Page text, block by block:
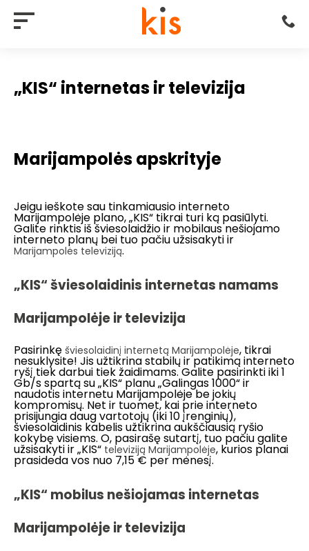
„KIS“ internetas ir televizija
Marijampolės apskrityje
Jeigu ieškote sau tinkamiausio interneto
Marijampolėje plano, „KIS“ tikrai turi ką pasiūlyti.
Galite rinktis iš šviesolaidžio ir mobilaus nešiojamo
interneto planų bei tuo pačiu užsisakyti ir
Marijampolės televiziją.
„KIS“ šviesolaidinis internetas namams
Marijampolėje ir televizija
Pasirinkę šviesolaidinį internetą Marijampolėje, tikrai
nesuklysite! Jis užtikrina stabilų ir patikimą interneto
ryšį tiek darbui tiek žaidimams. Galite pasirinkti iki 1
Gb/s spartą su „KIS“ planu „Galingas 1000“ ir
naudotis internetu Marijampolėje be jokių
kompromisų. Net ir tuomet, kai prie interneto
prisijungia daug vartotojų (iki 10 įrenginių),
šviesolaidinis kabelis užtikrina aukščiausią ryšio
kokybę visiems. O, pasirašę sutartį, tuo pačiu galite
užsisakyti ir „KIS“ televiziją Marijampolėje, kurios planai
prasideda vos nuo 7,15 € per mėnesį.
„KIS“ mobilus nešiojamas internetas
Marijampolėje ir televizija